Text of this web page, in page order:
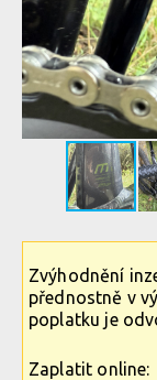
Zvýhodnění
přednostně v
poplatku je
Zaplatit online: